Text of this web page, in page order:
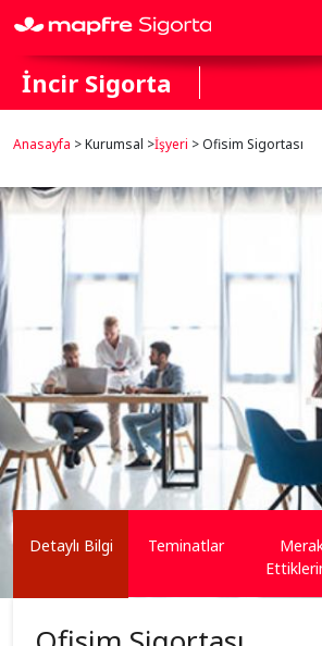
İncir Sigorta
Anasayfa > Kurumsal >İşyeri > Ofisim Sigortası
Detaylı Bilgi Teminatlar